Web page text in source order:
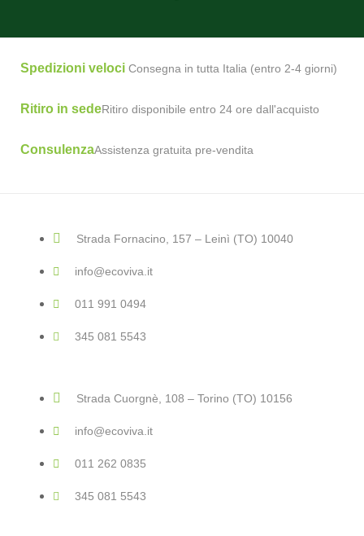
Spedizioni veloci Consegna in tutta Italia (entro 2-4 giorni)
Ritiro in sedeRitiro disponibile entro 24 ore dall'acquisto
ConsulenzaAssistenza gratuita pre-vendita
Strada Fornacino, 157 – Leinì (TO) 10040
info@ecoviva.it
011 991 0494
345 081 5543
Strada Cuorgnè, 108 – Torino (TO) 10156
info@ecoviva.it
011 262 0835
345 081 5543